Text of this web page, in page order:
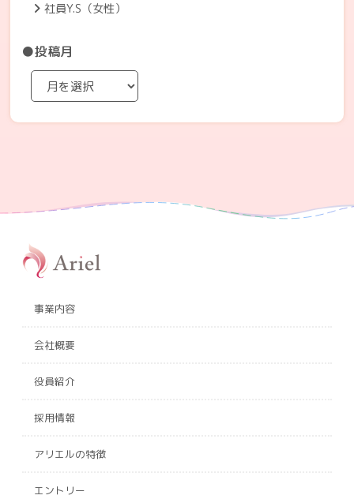
社員Y.S（女性）
●投稿月
事業内容
会社概要
役員紹介
採用情報
アリエルの特徴
エントリー